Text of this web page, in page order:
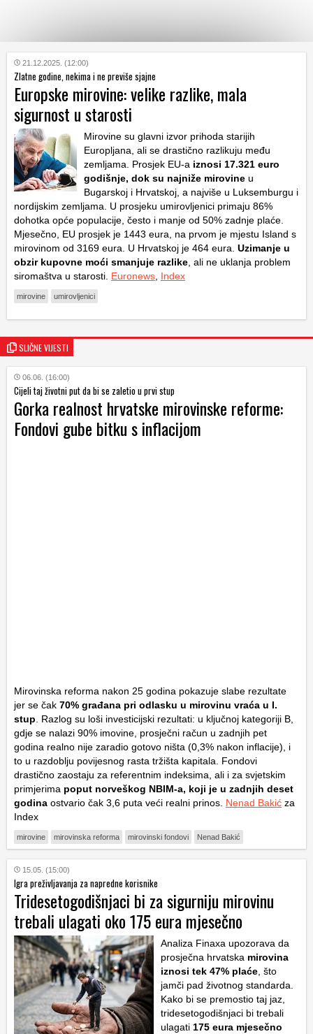
KATEGORIJE
HRVATSKI
WEB
21.12.2025. (12:00)
Zlatne godine, nekima i ne previše sjajne
Europske mirovine: velike razlike, mala
sigurnost u starosti
Mirovine su glavni izvor prihoda starijih
Europljana, ali se drastično razlikuju među
zemljama. Prosjek EU-a iznosi 17.321 euro
godišnje, dok su najniže mirovine u
Bugarskoj i Hrvatskoj, a najviše u Luksemburgu i
nordijskim zemljama. U prosjeku umirovljenici primaju 86%
dohotka opće populacije, često i manje od 50% zadnje plaće.
Mjesečno, EU prosjek je 1443 eura, na prvom je mjestu Island s
mirovinom od 3169 eura. U Hrvatskoj je 464 eura. Uzimanje u
obzir kupovne moći smanjuje razlike , ali ne uklanja problem
siromaštva u starosti. Euronews Index
mirovine umirovljenici
SLIČNE VIJESTI
06.06. (16:00)
Cijeli taj životni put da bi se zaletio u prvi stup
Gorka realnost hrvatske mirovinske reforme:
Fondovi gube bitku s inflacijom
Mirovinska reforma nakon 25 godina pokazuje slabe rezultate
jer se čak 70% građana pri odlasku u mirovinu vraća u I.
stup . Razlog su loši investicijski rezultati: u ključnoj kategoriji B,
gdje se nalazi 90% imovine, prosječni račun u zadnjih pet
godina realno nije zaradio gotovo ništa (0,3% nakon inflacije), i
to u razdoblju povijesnog rasta tržišta kapitala. Fondovi
drastično zaostaju za referentnim indeksima, ali i za svjetskim
primjerima poput norveškog NBIM-a, koji je u zadnjih deset
godina ostvario čak 3,6 puta veći realni prinos. Nenad Bakić za
Index
mirovine mirovinska reforma mirovinski fondovi Nenad Bakić
15.05. (15:00)
Igra preživljavanja za napredne korisnike
Tridesetogodišnjaci bi za sigurniju mirovinu
trebali ulagati oko 175 eura mjesečno
Analiza Finaxa upozorava da
prosječna hrvatska mirovina
iznosi tek 47% plaće , što
jamči pad životnog standarda.
Kako bi se premostio taj jaz,
tridesetogodišnjaci bi trebali
ulagati 175 eura mjesečno